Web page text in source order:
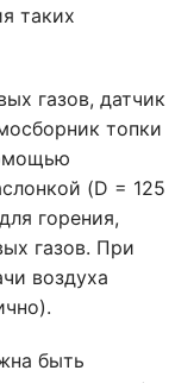
таких
газов, датчик
топки
(D = 125
горения,
газов. При
воздуха
быть